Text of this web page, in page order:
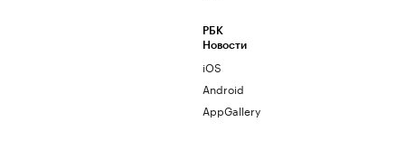
РБК
Новости
iOS
Android
AppGallery